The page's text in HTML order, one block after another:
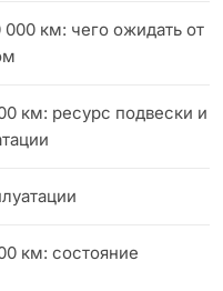
км: чего ожидать от
км: ресурс подвески и
км: состояние